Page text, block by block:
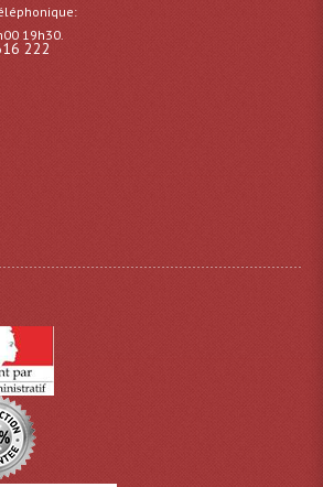
Machines À Brouillard
À Mousse, Neige, Liquides
Liquide À Brouillard
Liquide À Bulles
19h30.
222